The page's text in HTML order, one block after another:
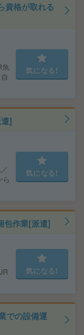
資格が取れる
気になる!
]
ら
気になる!
包作業[派遣]
気になる!
での設備運